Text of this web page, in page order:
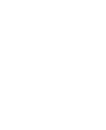
Многие модели имеют